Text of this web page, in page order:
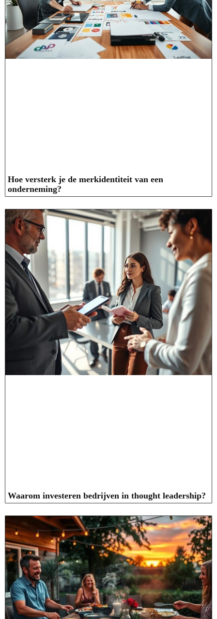
Hoe versterk je de merkidentiteit van een
onderneming?
Waarom investeren bedrijven in thought leadership?